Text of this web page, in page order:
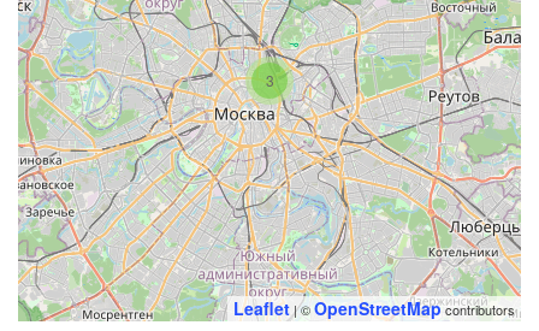
3
Leaflet| ©OpenStreetMapcontributors